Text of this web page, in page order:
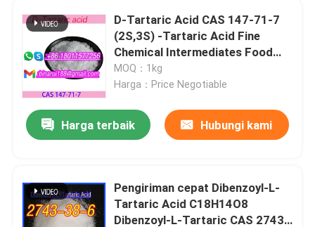
D-Tartaric Acid CAS 147-71-7
(2S,3S) -Tartaric Acid Fine
Chemical Intermediates Food
Grade
MOQ：1kg
Harga：Price Negotiable
Harga terbaik Hubungi kami
Pengiriman cepat Dibenzoyl-L-
Tartaric Acid C18H14O8
Dibenzoyl-L-Tartaric CAS 2743-